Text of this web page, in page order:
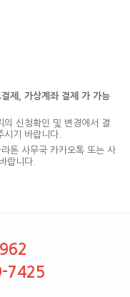
제, 가상계좌 결제 가 가능
의 신청확인 및 변경에서 결
시기 바랍니다.
톤 사무국 카카오톡 또는 사
랍니다.
7425